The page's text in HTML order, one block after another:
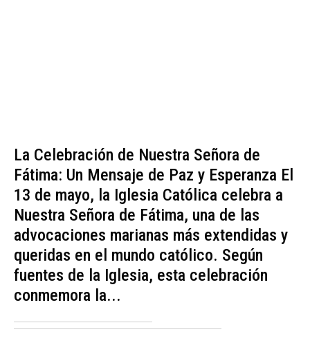
La Celebración de Nuestra Señora de
Fátima: Un Mensaje de Paz y Esperanza El
13 de mayo, la Iglesia Católica celebra a
Nuestra Señora de Fátima, una de las
advocaciones marianas más extendidas y
queridas en el mundo católico. Según
fuentes de la Iglesia, esta celebración
conmemora la...